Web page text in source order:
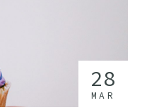
28
MAR